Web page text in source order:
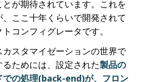
が期待されています。これを
ここ十年くらいで開発されて
コンフィグレータです。
カスタマイゼーションの世界で
ためには、設定された製品の
での処理(back-end)が、フロン